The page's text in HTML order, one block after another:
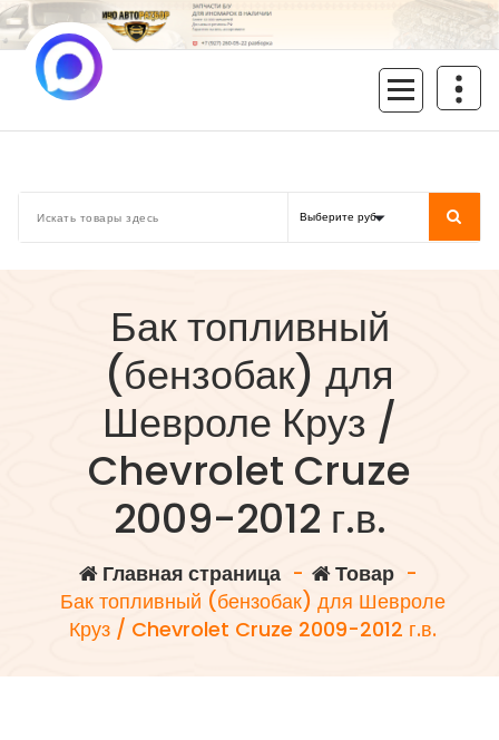
Перейти
к
содержимому
Бак топливный
(бензобак) для
Шевроле Круз /
Chevrolet Cruze
2009-2012 г.в.
Главная страница- Товар-
Бак топливный (бензобак) для Шевроле
Круз / Chevrolet Cruze 2009-2012 г.в.